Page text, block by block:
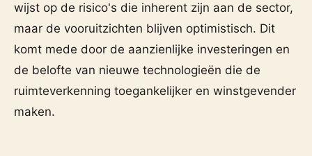
wijst op de risico's die inherent zijn aan de sector,
maar de vooruitzichten blijven optimistisch. Dit
komt mede door de aanzienlijke investeringen en
de belofte van nieuwe technologieën die de
ruimteverkenning toegankelijker en winstgevender
maken.